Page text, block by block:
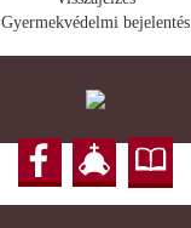
Gyermekvédelmi bejelentés